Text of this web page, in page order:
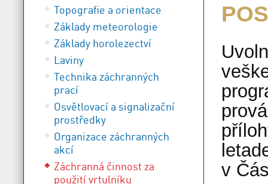
Topografie a orientace
Základy meteorologie
Základy horolezectví
Laviny
Technika záchranných
prací
Osvětlovací a signalizační
prostředky
Organizace záchranných
akcí
Záchranná činnost za
použití vrtulníku
v